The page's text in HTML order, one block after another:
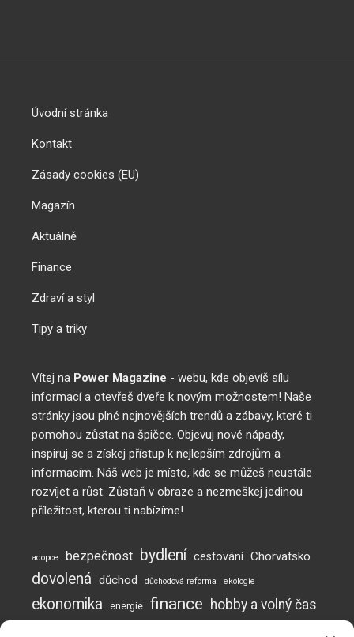
Úvodní stránka
Kontakt
Zásady cookies (EU)
Magazín
Aktuálně
Finance
Zdraví a styl
Tipy a triky
Vítej na Power Magazine - webu, kde objevíš sílu
informací a otevřeš dveře k novým možnostem! Naše
stránky jsou plné nejnovějších trendů a zábavy, které ti
pomohou zůstat na špičce. Objevuj nové nápady,
inspiruj se a získej přístup k nejlepším zdrojům a
informacím. Náš web je místo, kde se můžeš neustále
rozvíjet a růst. Zůstaň v obraze a nezmeškej jedinou
příležitost, kterou ti nabízíme!
adopce bezpečnost bydlení cestování Chorvatsko
dovolená důchod důchodová reforma ekologie
ekonomika energie finance hobby a volný čas